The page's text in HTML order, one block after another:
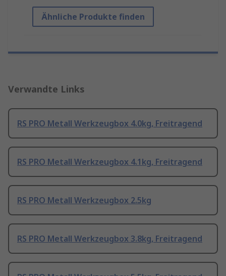
Ähnliche Produkte finden
Verwandte Links
RS PRO Metall Werkzeugbox 4.0kg, Freitragend
RS PRO Metall Werkzeugbox 4.1kg, Freitragend
RS PRO Metall Werkzeugbox 2.5kg
RS PRO Metall Werkzeugbox 3.8kg, Freitragend